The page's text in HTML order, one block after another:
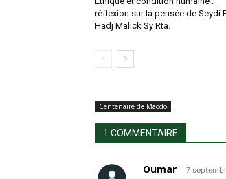
réflexion sur la pensée de Seydi
Hadj Malick Sy Rta.
Centenaire de Maodo
1 COMMENTAIRE
Oumar 7